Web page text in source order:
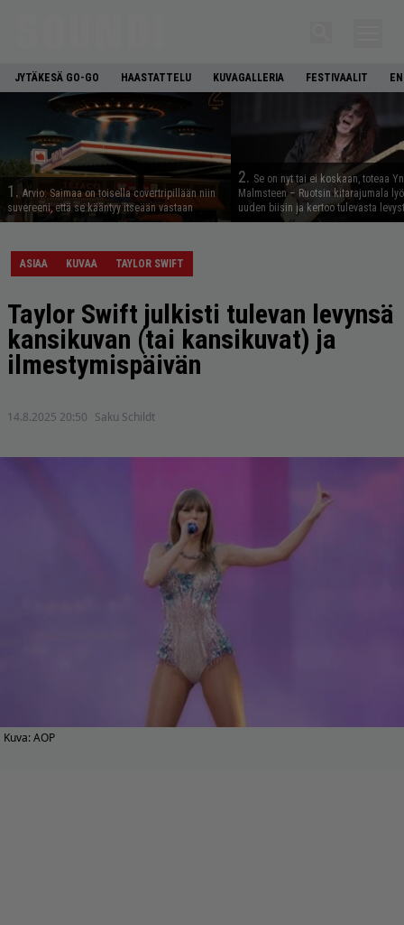
JYTÄKESÄ GO-GO HAASTATTELU KUVAGALLERIA FESTIVAALIT
1. Arvio: Saimaa on toisella covertripillään niin
suvereeni, että se kääntyy itseään vastaan
2. Se on nyt tai ei koskaan, toteaa
Malmsteen – Ruotsin kitarajumala
uuden biisin ja kertoo tulevasta
ASIAA KUVAA TAYLOR SWIFT
Taylor Swift julkisti tulevan levynsä
kansikuvan (tai kansikuvat) ja
ilmestymispäivän
14.8.2025 20:50 Saku Schildt
Kuva: AOP